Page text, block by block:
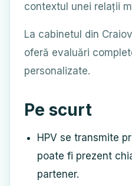
contextul unei relații
La cabinetul din
oferă evaluări
personalizate.
Pe scurt
HPV se transmite
poate fi prezent
partener.